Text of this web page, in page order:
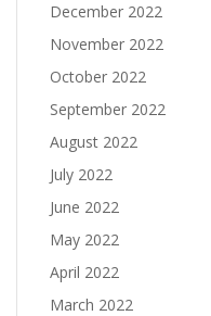
December 2022
November 2022
October 2022
September 2022
August 2022
July 2022
June 2022
May 2022
April 2022
March 2022